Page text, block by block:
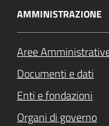
AMMINISTRAZIONE
Aree
Documenti e dati
Enti e fondazioni
Organi di governo